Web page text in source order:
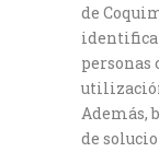
de
personas
Además,
de